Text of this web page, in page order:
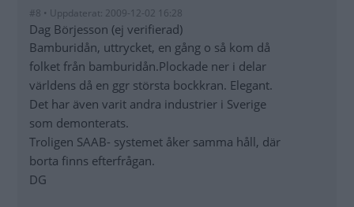
#8 • Uppdaterat: 2009-12-02 16:28
Dag Börjesson (ej verifierad)
Bamburidån, uttrycket, en gång o så kom då
folket från bamburidån.Plockade ner i delar
världens då en ggr största bockkran. Elegant.
Det har även varit andra industrier i Sverige
som demonterats.
Troligen SAAB- systemet åker samma håll, där
borta finns efterfrågan.
DG